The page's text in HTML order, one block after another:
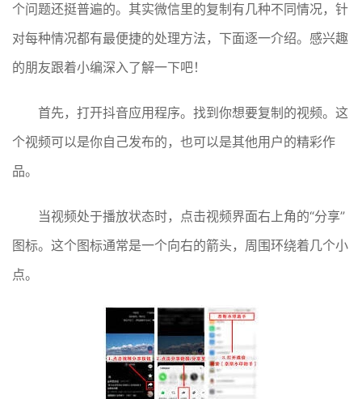
个问题还挺普遍的。其实微信里的复制有几种不同情况，针
对每种情况都有最便捷的处理方法，下面逐一介绍。感兴趣
的朋友跟着小编深入了解一下吧！
首先，打开抖音应用程序。找到你想要复制的视频。这
个视频可以是你自己发布的，也可以是其他用户的精彩作
品。
当视频处于播放状态时，点击视频界面右上角的“分享”
图标。这个图标通常是一个向右的箭头，周围环绕着几个小
点。